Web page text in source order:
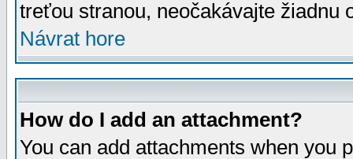
treťou stranou, neočakávajte žiadnu
Návrat hore
How do I add an attachment?
You can add attachments when you